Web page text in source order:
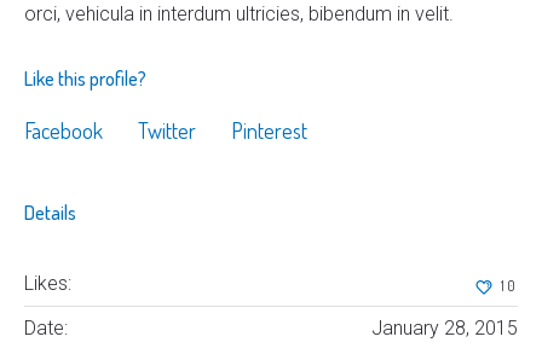
orci, vehicula in interdum ultricies, bibendum in velit.
Like this profile?
Facebook Twitter Pinterest
Details
Likes: 10
Date:
January 28, 2015